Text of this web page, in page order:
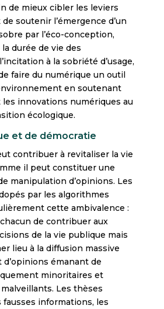
de mieux cibler les leviers
de soutenir l’émergence d’un
par l’éco-conception,
durée de vie des
à la sobriété d’usage,
faire du numérique un outil
en soutenant
innovations numériques au
écologique.
et de démocratie
contribuer à revitaliser la vie
il peut constituer une
manipulation d’opinions. Les
par les algorithmes
cette ambivalence :
de contribuer aux
de la vie publique mais
lieu à la diffusion massive
d’opinions émanant de
minoritaires et
Les thèses
informations, les